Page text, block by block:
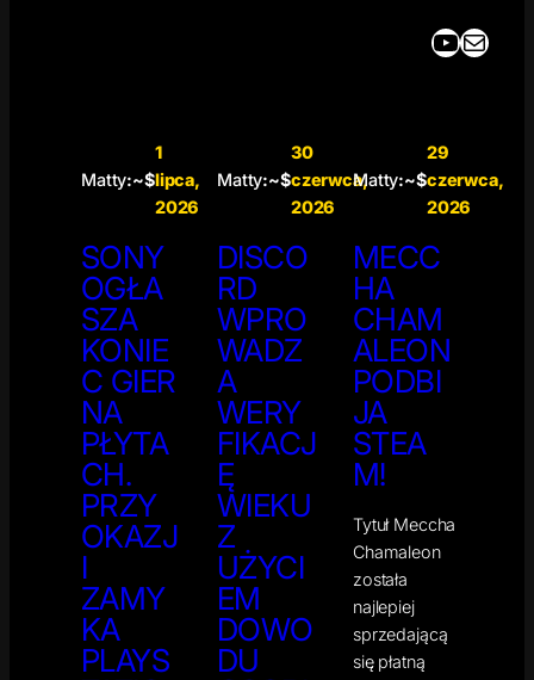
YouTube Mail
Matty:~$
1
lipca,
2026
SONY
OGŁA
SZA
KONIE
C GIER
NA
PŁYTA
CH.
PRZY
OKAZJ
I
ZAMY
KA
PLAYS
Matty:~$
30
czerwca,
2026
DISCO
RD
WPRO
WADZ
A
WERY
FIKACJ
Ę
WIEKU
Z
UŻYCI
EM
DOWO
DU
Matty:~$
29
czerwca,
2026
MECC
HA
CHAM
ALEON
PODBI
JA
STEA
M!
Tytuł Meccha
Chamaleon
została
najlepiej
sprzedającą
się płatną